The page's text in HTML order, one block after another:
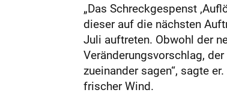
„Das Schreckgespenst
dieser auf die nächs­ten
Juli auftreten. Obwohl der
Veränderungsvorschlag,
zueinander sagen“, sagte
frischer Wind.